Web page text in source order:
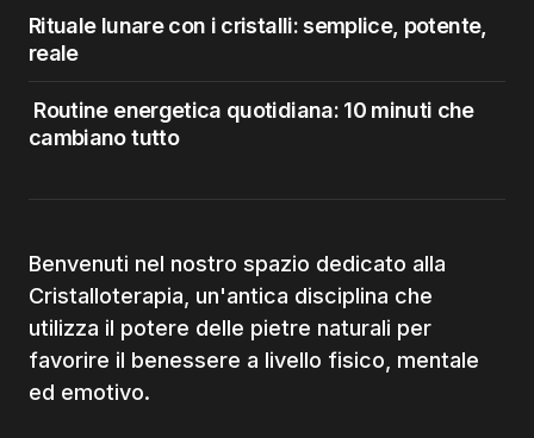
Rituale lunare con i cristalli: semplice, potente,
reale
Routine energetica quotidiana: 10 minuti che
cambiano tutto
Benvenuti nel nostro spazio dedicato alla
Cristalloterapia, un'antica disciplina che
utilizza il potere delle pietre naturali per
favorire il benessere a livello fisico, mentale
ed emotivo.